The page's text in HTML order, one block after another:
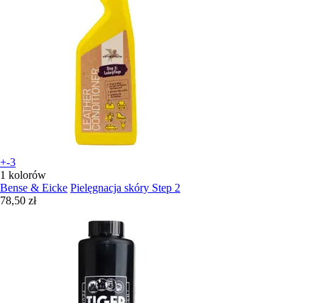
+-3
1 kolorów
Bense & Eicke Pielęgnacja skóry Step 2
78,50 zł